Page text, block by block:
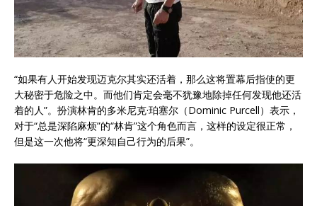
“如果有人开始发现迈克尔其实还活着，那么这将置幕后指使的更
大秘密于危险之中。而他们肯定会毫不犹豫地除掉任何发现他还活
着的人”。扮演林肯的多米尼克·珀塞尔（Dominic Purcell）表示，
对于“总是深陷麻烦”的“林肯”这个角色而言，这样的设定很正常，
但是这一次他将“更深知自己行为的后果”。